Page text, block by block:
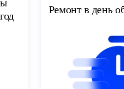
Ремонт в день